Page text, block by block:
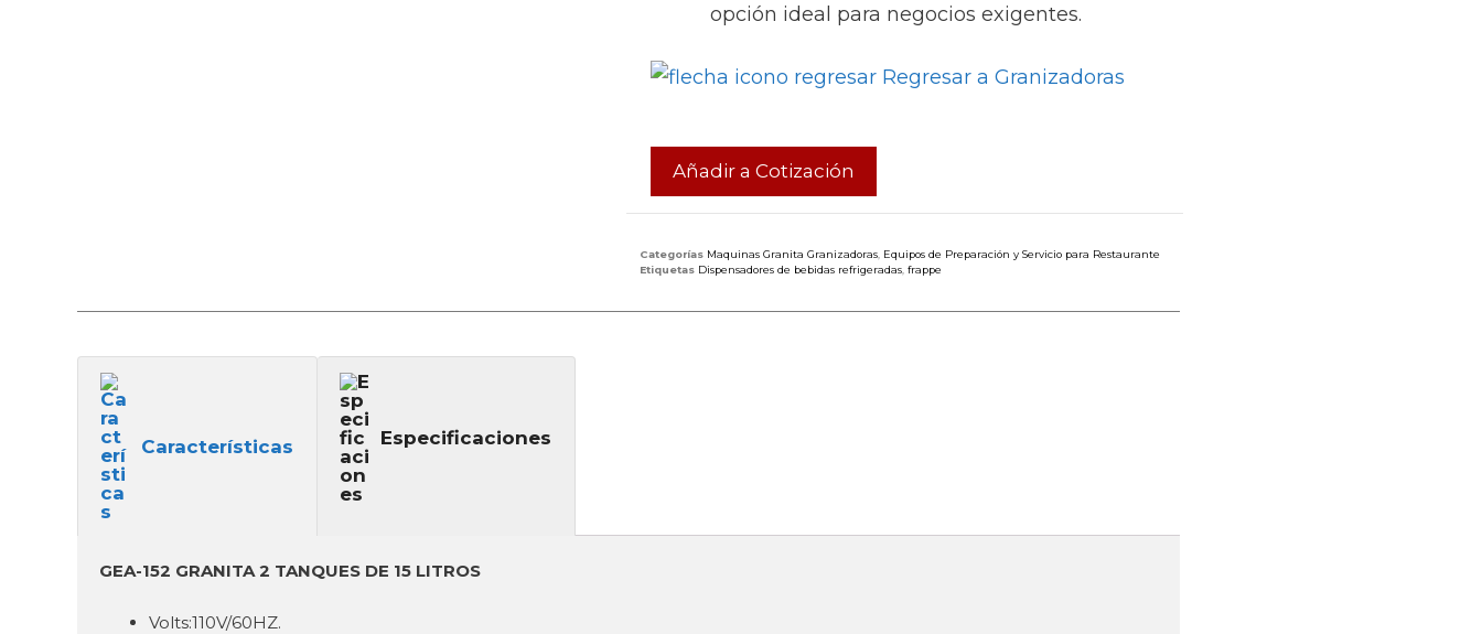
opción ideal para negocios exigentes.
Regresar a Granizadoras
Añadir a Cotización
Categorías Maquinas Granita Granizadoras Equipos de Preparación y Servicio para Restaurante
Etiquetas Dispensadores de bebidas refrigeradas frappe
Características Especificaciones
GEA-152 GRANITA 2 TANQUES DE 15 LITROS
Volts:110V/60HZ.